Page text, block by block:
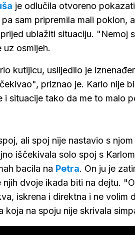
je odlučila otvoreno
sam pripremila mali poklon,
ublažiti situaciju. "Nemoj
uz osmijeh.
kutijicu, uslijedilo je
priznao je. Karlo nije
situacije tako da me to malo
ali spoj nije nastavio s
iščekivala solo spoj s
bacila na Petra. On ju je
njih dvoje ikada biti na dejtu.
iskrena i direktna i ne volim
na spoju nije skrivala